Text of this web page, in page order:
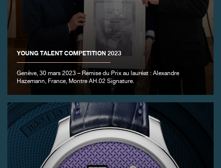
YOUNG TALENT COMPETITION 2023
Genève, 30 mars 2023 – Remise du Prix au lauréat : Alexandre
Hazemann, France, Montre AH.02 Signature.
FAUX
FAUX